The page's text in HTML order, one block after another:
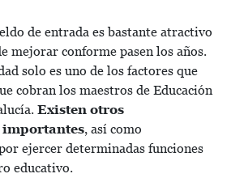
de entrada es bastante atractivo
mejorar conforme pasen los años.
solo es uno de los factores que
cobran los maestros de Educación
Existen otros
importantes, así como
ejercer determinadas funciones
educativo.